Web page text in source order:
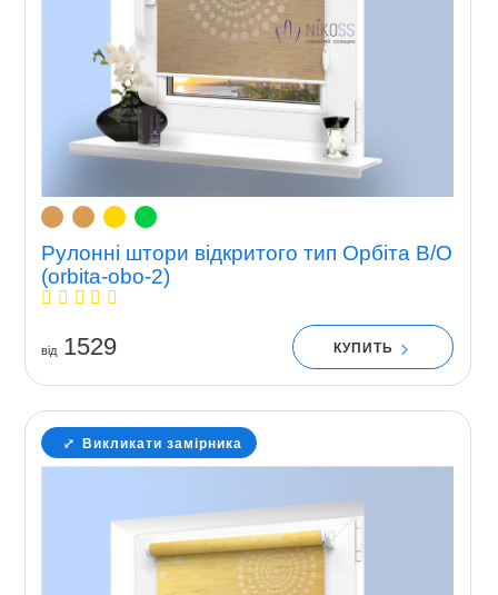
Рулонні штори відкритого тип Орбіта В/О
(orbita-obo-2)
вiд1529 КУПИТЬ
Викликати замірника